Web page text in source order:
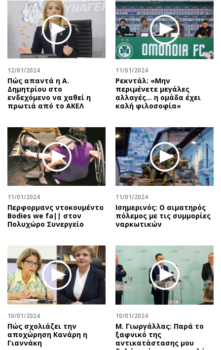
Μουσική
Εικαστικά
Βιβλίο
Χειρόγραφα
Uncut
Προσφορές
Προσωπικότητες στην ''Κ''
Επιστολές
12/01/2024
Πώς απαντά η Α.
Δημητρίου στο
ενδεχόμενο να χαθεί η
πρωτιά από το ΑΚΕΛ
11/01/2024
Ρεκντάλ: «Μην
περιμένετε μεγάλες
αλλαγές... η ομάδα έχει
καλή φιλοσοφία»
11/01/2024
Περφορμανς ντοκουμέντο
Bodies we fa|| στον
Πολυχώρο Συνεργείο
11/01/2024
Ισημερινός: O αιματηρός
πόλεμος με τις συμμορίες
ναρκωτικών
10/01/2024
Πώς σχολιάζει την
αποχώρηση Κανάρη η
Γιαννάκη
10/01/2024
Μ. Γιωργάλλας: Παρά το
ξαφνικό της
αντικατάστασης μου